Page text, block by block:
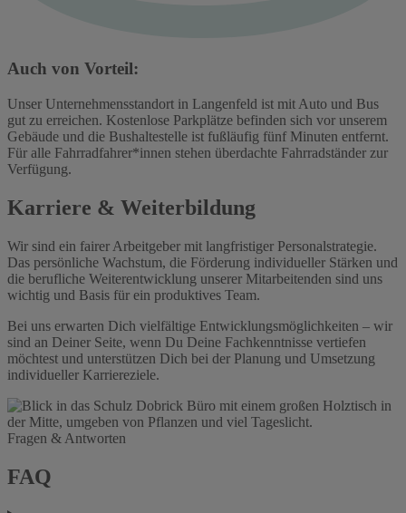
Auch von Vorteil:
Unser Unternehmensstandort in Langenfeld ist mit Auto und Bus
gut zu erreichen. Kostenlose Parkplätze befinden sich vor unserem
Gebäude und die Bushaltestelle ist fußläufig fünf Minuten entfernt.
Für alle Fahrradfahrer*innen stehen überdachte Fahrradständer zur
Verfügung.
Karriere & Weiterbildung
Wir sind ein fairer Arbeitgeber mit langfristiger Personalstrategie.
Das persönliche Wachstum, die Förderung individueller Stärken und
die berufliche Weiterentwicklung unserer Mitarbeitenden sind uns
wichtig und Basis für ein produktives Team.
Bei uns erwarten Dich vielfältige Entwicklungsmöglichkeiten – wir
sind an Deiner Seite, wenn Du Deine Fachkenntnisse vertiefen
möchtest und unterstützen Dich bei der Planung und Umsetzung
individueller Karriereziele.
Fragen & Antworten
FAQ